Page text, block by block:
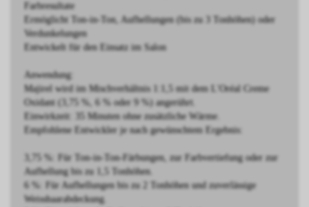
Farbresultate
Ermöglicht Ton-in-Ton, Aufhellungen (bis zu 3 Tonhöhen) oder
Verdunkelungen
Entwickelt für den Einsatz im Salon
Anwendung:
Majirel wird im Mischverhältnis 1:1,5 mit dem L'Oréal Creme
Oxidant (3,75 %, 6 % oder 9 %) angerührt.
Einwirkzeit: 35 Minuten ohne zusätzliche Wärme.
Empfohlene Entwickler je nach gewünschtem Ergebnis:
3,75 %: Für Ton-in-Ton-Färbungen, zur Farbvertiefung oder zur
Aufhellung bis zu 1,5 Tonhöhen.
6 %: Für Aufhellungen bis zu 2 Tonhöhen und zuverlässige
Weisshaarabdeckung.